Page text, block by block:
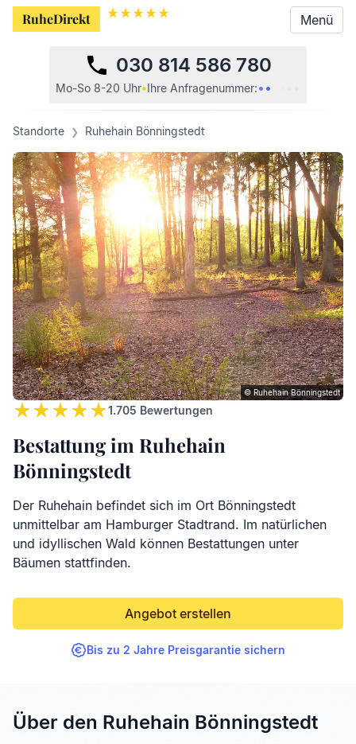
RuheDirekt Menü
030 814 586 780
Mo-So 8-20 Uhr•Ihre Anfragenummer:• •
RuheDirekt Menü
Standorte Ruhehain Bönningstedt
1.705 Bewertungen
Bestattung im Ruhehain
Bönningstedt
Der Ruhehain befindet sich im Ort Bönningstedt
unmittelbar am Hamburger Stadtrand. Im natürlichen
und idyllischen Wald können Bestattungen unter
Bäumen stattfinden.
Angebot erstellen
Bis zu 2 Jahre Preisgarantie sichern
© Ruhehain Bönningstedt
Über den Ruhehain Bönningstedt